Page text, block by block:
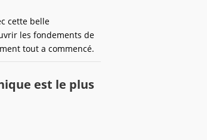
cette belle
les fondements de
tout a commencé.
est le plus